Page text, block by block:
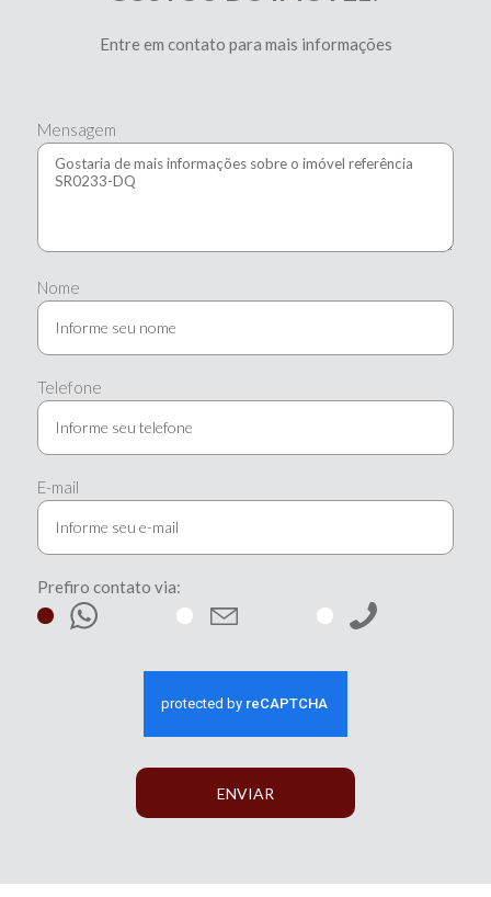
Entre em contato para mais informações
Mensagem
Nome
Telefone
E-mail
Prefiro contato via:
ENVIAR